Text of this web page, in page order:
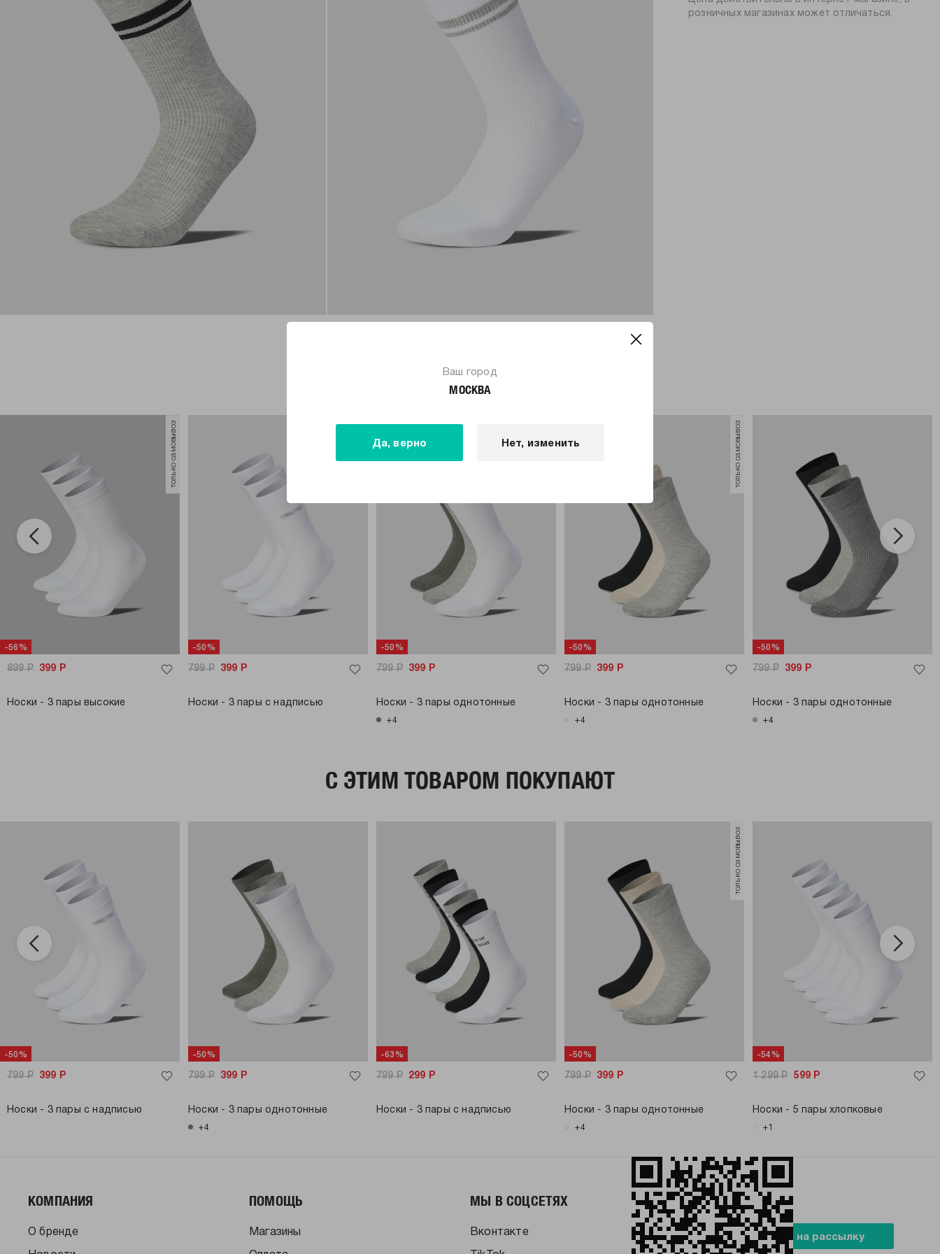
Ваш город
МОСКВА
Да, верно Нет, изменить
высота носков:
высокие
розничных магазинах может отличаться.
ПОХОЖИЕ ТОВАРЫ
-56%
только самовывоз
899Р 399 Р
Носки - 3 пары высокие
-50%
799Р 399 Р
Носки - 3 пары с надписью
-50%
799Р 399 Р
Носки - 3 пары однотонные
+4
-50%
только самовывоз
799Р 399 Р
Носки - 3 пары однотонные
+4
-50%
799Р 399 Р
Носки - 3 пары однотонные
+4
C ЭТИМ ТОВАРОМ ПОКУПАЮТ
-50%
799Р 399 Р
Носки - 3 пары с надписью
-50%
799Р 399 Р
Носки - 3 пары однотонные
+4
-63%
799Р 299 Р
Носки - 3 пары с надписью
-50%
только самовывоз
799Р 399 Р
Носки - 3 пары однотонные
+4
-54%
1 299Р 599 Р
Носки - 5 пары хлопковые
+1
КОМПАНИЯ
О бренде
ПОМОЩЬ
Магазины
МЫ В СОЦСЕТЯХ
Вконтакте
БУДЬ В ТРЕНДЕ
Подписаться на рассылку